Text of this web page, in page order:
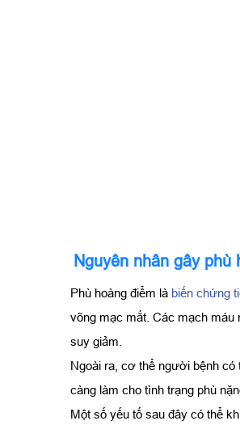
Nguyên nhân gây
Phù hoàng điểm là biến chứng
võng mạc mắt. Các mạch máu
suy giảm.
Ngoài ra, cơ thể người bệnh
càng làm cho tình trạng phù
Một số yếu tố sau đây có thể